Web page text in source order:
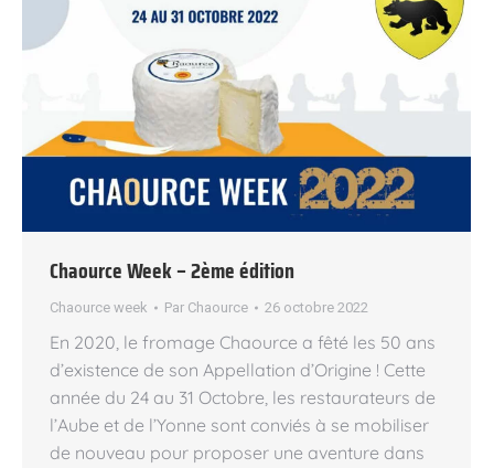
Chaource Week – 2ème édition
Chaource week Par Chaource 26 octobre 2022
En 2020, le fromage Chaource a fêté les 50 ans
d’existence de son Appellation d’Origine ! Cette
année du 24 au 31 Octobre, les restaurateurs de
l’Aube et de l’Yonne sont conviés à se mobiliser
de nouveau pour proposer une aventure dans